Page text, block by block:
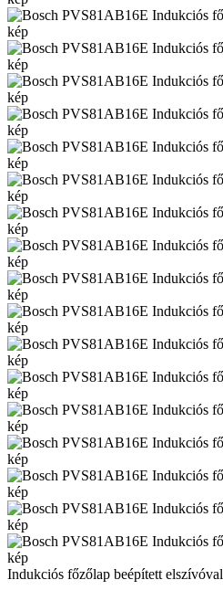
Indukciós főzőlap beépített elszívóval